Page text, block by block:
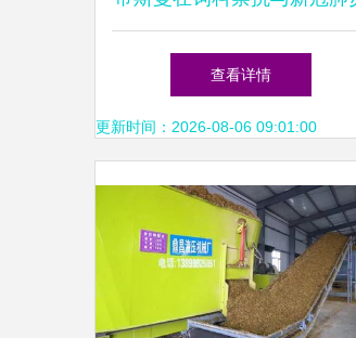
双重挑战下的创新应对策略
查看详情
更新时间：2026-08-06 09:01:00